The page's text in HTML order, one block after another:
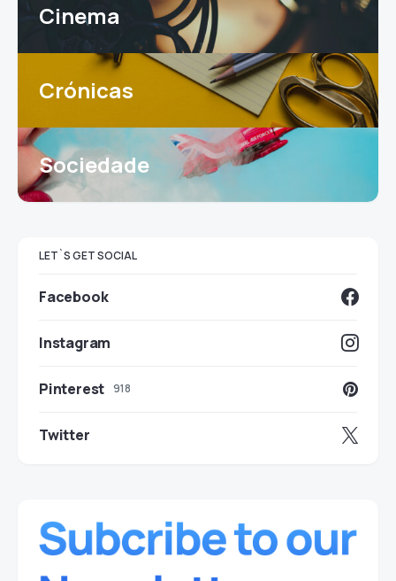
Cinema
Crónicas
Sociedade
LET`S GET SOCIAL
Facebook
Instagram
Pinterest 918
Twitter